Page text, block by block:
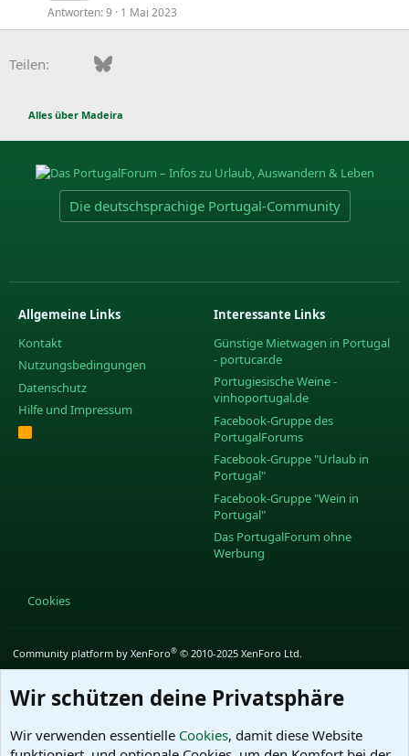
Antworten 9 1 Mai 2023
Teilen: FacebookBluesky
Alles über Madeira
Die deutschsprachige Portugal-Community
Allgemeine Links
Kontakt
Nutzungsbedingungen
Datenschutz
Hilfe und Impressum
R
Interessante Links
Günstige Mietwagen in Portugal
- portucar.de
Portugiesische Weine -
vinhoportugal.de
Facebook-Gruppe des
PortugalForums
Facebook-Gruppe "Urlaub in
Portugal"
Facebook-Gruppe "Wein in
Portugal"
Das PortugalForum ohne
Werbung
Cookies
Community platform by XenForo® © 2010-2025 XenForo Ltd.
Wir schützen deine Privatsphäre
Wir verwenden essentielle Cookies, damit diese Website